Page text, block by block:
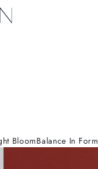
BloomBalance In Form